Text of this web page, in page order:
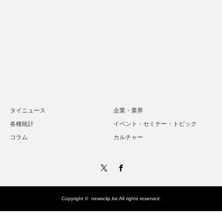
タイニュース
企業・業界
各種統計
イベント・セミナー・トピック
コラム
カルチャー
Copyright © newsclip.be All rights reserved.